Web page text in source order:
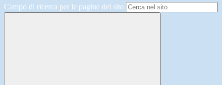
Campo di ricerca per le pagine del sito